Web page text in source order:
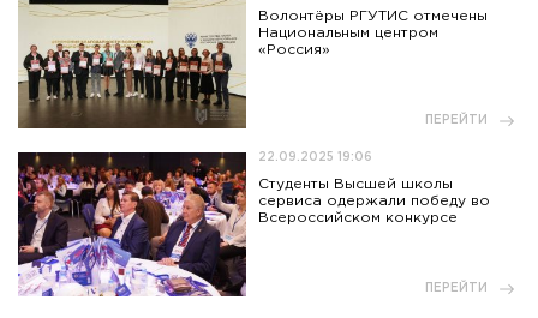
Волонтёры РГУТИС отмечены
Национальным центром
«Россия»
ПЕРЕЙТИ
22.09.2025 19:06
Студенты Высшей школы
сервиса одержали победу во
Всероссийском конкурсе
ПЕРЕЙТИ